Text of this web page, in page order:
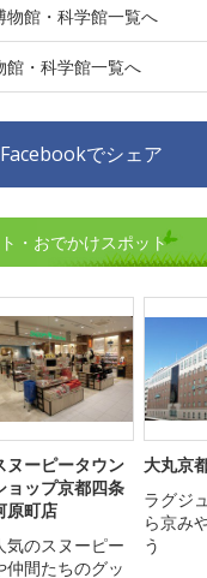
物館・科学館一覧へ
館・科学館一覧へ
Facebookでシェア
・おでかけスポット
ヌーピータウン
ョップ京都四条
原町店
気のスヌーピー
仲間たちのグッ
大丸京
ラグジ
ら京み
う